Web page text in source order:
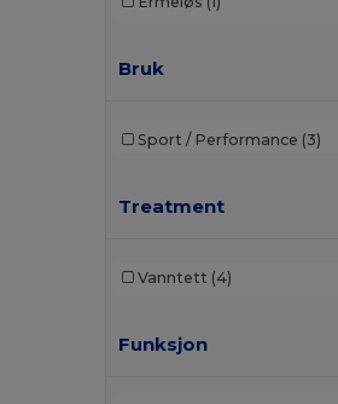
Bruk
Sport / Performance (3)
Treatment
Vanntett (4)
Funksjon